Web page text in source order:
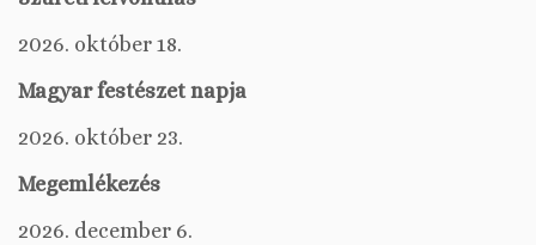
2026. október 18.
Magyar festészet napja
2026. október 23.
Megemlékezés
2026. december 6.